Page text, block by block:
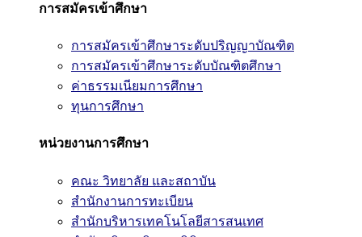
การสมัครเข้าศึกษา
การสมัครเข้าศึกษาระดับปริญญาบัณฑิต
การสมัครเข้าศึกษาระดับบัณฑิตศึกษา
ค่าธรรมเนียมการศึกษา
ทุนการศึกษา
หน่วยงานการศึกษา
คณะ วิทยาลัย และสถาบัน
สำนักงานการทะเบียน
สำนักบริหารเทคโนโลยีสารสนเทศ